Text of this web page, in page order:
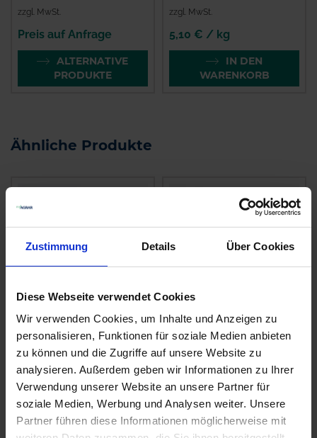
Zustimmung Details Über Cookies
Diese Webseite verwendet Cookies
Wir verwenden Cookies, um Inhalte und Anzeigen zu
personalisieren, Funktionen für soziale Medien anbieten
zu können und die Zugriffe auf unsere Website zu
analysieren. Außerdem geben wir Informationen zu Ihrer
Verwendung unserer Website an unsere Partner für
soziale Medien, Werbung und Analysen weiter. Unsere
Partner führen diese Informationen möglicherweise mit
zzgl. MwSt.
Preis auf Anfrage
ALTERNATIVE
PRODUKTE
zzgl. MwSt.
5,10 € / kg
IN DEN
WARENKORB
Ähnliche Produkte
Brunium
Preis auf Anfrage
ALTERNATIVE
PRODUKTE
Feldherr
Preis auf Anfrage
ALTERNATIVE
PRODUKTE